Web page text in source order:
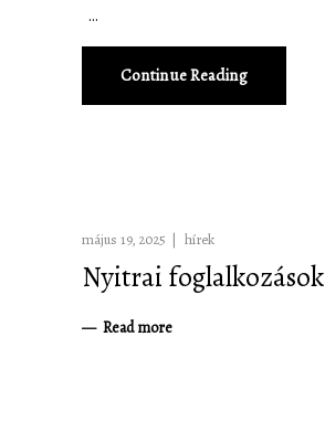
Continue Reading
május 19, 2025 hírek
Nyitrai foglalkozások
Read more